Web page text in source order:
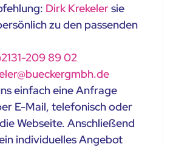
Dirk Krekelersie
zu den passenden
209 89 02
einfach eine Anfrage
E-Mail, telefonisch oder
Webseite. Anschließend
individuelles Angebot